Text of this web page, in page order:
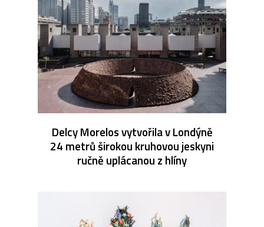
Delcy Morelos vytvořila v Londýně
24 metrů širokou kruhovou jeskyni
ručně uplácanou z hlíny